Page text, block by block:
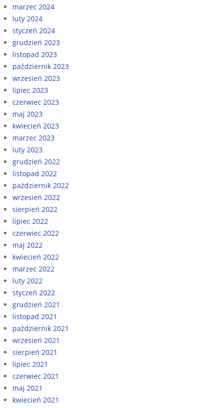
marzec 2024
luty 2024
styczeń 2024
grudzień 2023
listopad 2023
październik 2023
wrzesień 2023
lipiec 2023
czerwiec 2023
maj 2023
kwiecień 2023
marzec 2023
luty 2023
grudzień 2022
listopad 2022
październik 2022
wrzesień 2022
sierpień 2022
lipiec 2022
czerwiec 2022
maj 2022
kwiecień 2022
marzec 2022
luty 2022
styczeń 2022
grudzień 2021
listopad 2021
październik 2021
wrzesień 2021
sierpień 2021
lipiec 2021
czerwiec 2021
maj 2021
kwiecień 2021